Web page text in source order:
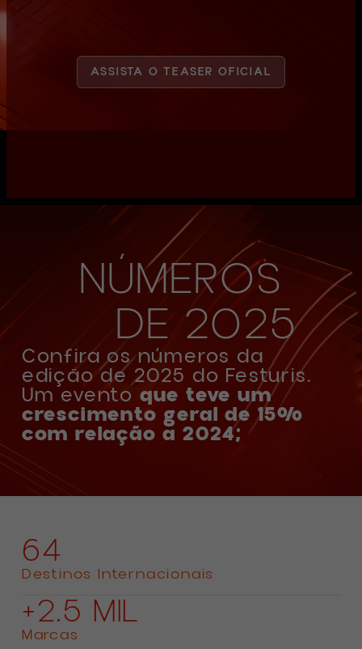
ASSISTA O TEASER OFICIAL
NÚMEROS
DE 2025
Confira os números da
edição de 2025 do Festuris.
Um evento que teve um
crescimento geral de 15%
com relação a 2024;
64
Destinos Internacionais
+2.5 MIL
Marcas